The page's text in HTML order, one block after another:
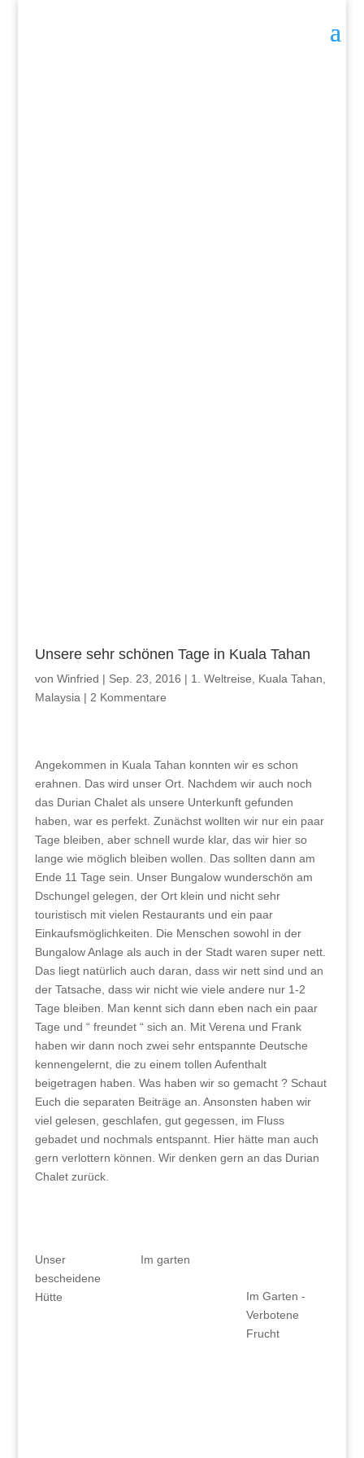
Unsere sehr schönen Tage in Kuala Tahan
von Winfried | Sep. 23, 2016 | 1. Weltreise Kuala Tahan
Malaysia | 2 Kommentare
Angekommen in Kuala Tahan konnten wir es schon
erahnen. Das wird unser Ort. Nachdem wir auch noch
das Durian Chalet als unsere Unterkunft gefunden
haben, war es perfekt. Zunächst wollten wir nur ein paar
Tage bleiben, aber schnell wurde klar, das wir hier so
lange wie möglich bleiben wollen. Das sollten dann am
Ende 11 Tage sein. Unser Bungalow wunderschön am
Dschungel gelegen, der Ort klein und nicht sehr
touristisch mit vielen Restaurants und ein paar
Einkaufsmöglichkeiten. Die Menschen sowohl in der
Bungalow Anlage als auch in der Stadt waren super nett.
Das liegt natürlich auch daran, dass wir nett sind und an
der Tatsache, dass wir nicht wie viele andere nur 1-2
Tage bleiben. Man kennt sich dann eben nach ein paar
Tage und “ freundet “ sich an. Mit Verena und Frank
haben wir dann noch zwei sehr entspannte Deutsche
kennengelernt, die zu einem tollen Aufenthalt
beigetragen haben. Was haben wir so gemacht ? Schaut
Euch die separaten Beiträge an. Ansonsten haben wir
viel gelesen, geschlafen, gut gegessen, im Fluss
gebadet und nochmals entspannt. Hier hätte man auch
gern verlottern können. Wir denken gern an das Durian
Chalet zurück.
Unser
bescheidene
Hütte
Im garten
Im Garten -
Verbotene
Frucht